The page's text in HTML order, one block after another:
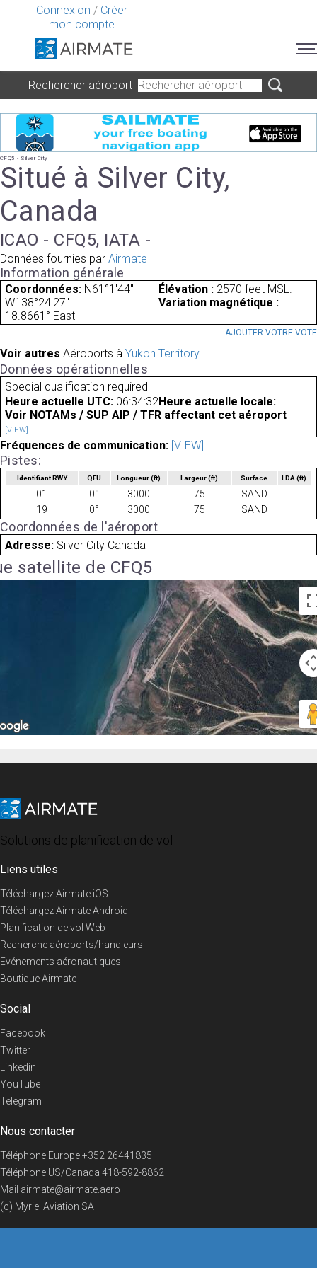
Connexion / Créer
mon compte
Rechercher aéroport
CFQ5 - Silver City
Situé à Silver City,
Canada
ICAO - CFQ5, IATA -
Données fournies par Airmate
Information générale
Coordonnées: N61°1'44"
W138°24'27"
Élévation : 2570 feet MSL.
Variation magnétique :
18.8661° East
AJOUTER VOTRE VOTE
Voir autres Aéroports à Yukon Territory
Données opérationnelles
Special qualification required
Heure actuelle UTC: 06:34:32Heure actuelle locale:
Voir NOTAMs / SUP AIP / TFR affectant cet aéroport
[VIEW]
Fréquences de communication: [VIEW]
Pistes:
Identifiant RWY QFU Longueur(ft) Largeur(ft) Surface LDA(ft)
01 0° 3000 75
SAND
19
0° 3000 75 SAND
Coordonnées de l'aéroport
Adresse: Silver City Canada
satellite de CFQ5
Solutions de planification de vol
Liens utiles
Téléchargez Airmate iOS
Téléchargez Airmate Android
Planification de vol Web
Recherche aéroports/handleurs
Evénements aéronautiques
Boutique Airmate
Social
Facebook
Twitter
Linkedin
YouTube
Telegram
Nous contacter
Téléphone Europe+352 26441835
Téléphone US/Canada 418-592-8862
Mail airmate@airmate.aero
(c) Myriel Aviation SA